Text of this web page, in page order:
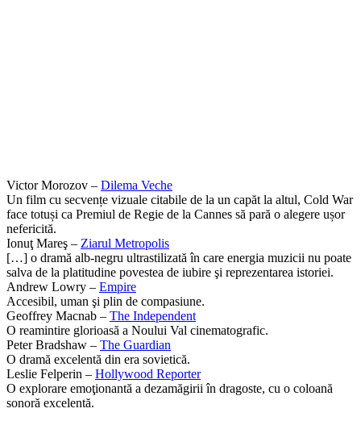
Victor Morozov – Dilema Veche
Un film cu secvențe vizuale citabile de la un capăt la altul, Cold War
face totuși ca Premiul de Regie de la Cannes să pară o alegere ușor
nefericită.
Ionuţ Mareş – Ziarul Metropolis
[…] o dramă alb-negru ultrastilizată în care energia muzicii nu poate
salva de la platitudine povestea de iubire şi reprezentarea istoriei.
Andrew Lowry – Empire
Accesibil, uman şi plin de compasiune.
Geoffrey Macnab – The Independent
O reamintire glorioasă a Noului Val cinematografic.
Peter Bradshaw – The Guardian
O dramă excelentă din era sovietică.
Leslie Felperin – Hollywood Reporter
O explorare emoţionantă a dezamăgirii în dragoste, cu o coloană
sonoră excelentă.